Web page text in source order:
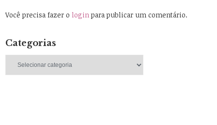
Você precisa fazer ologin para publicar um comentário.
Categorias